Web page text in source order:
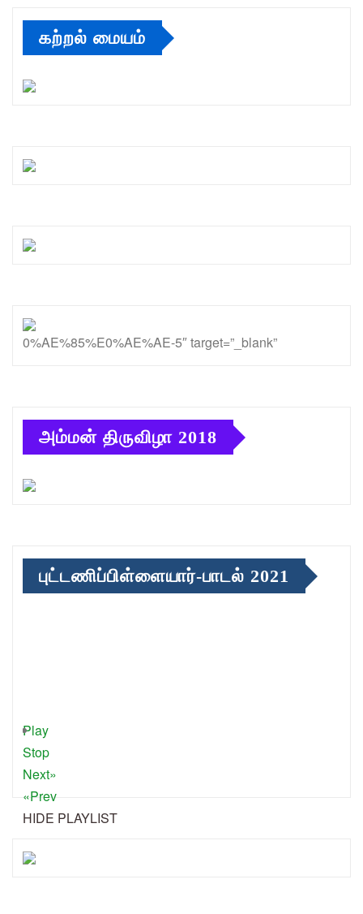
கற்றல் மையம்
0%AE%85%E0%AE%AE-5″ target=”_blank”
அம்மன் திருவிழா 2018
புட்டணிப்பிள்ளையார்-பாடல் 2021
Play
Stop
Next»
«Prev
HIDE PLAYLIST